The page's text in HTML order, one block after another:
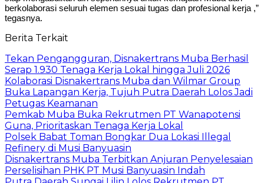
berkolaborasi seluruh elemen sesuai tugas dan profesional kerja ,”
tegasnya.
Berita Terkait
Tekan Pengangguran, Disnakertrans Muba Berhasil
Serap 1.930 Tenaga Kerja Lokal hingga Juli 2026
Kolaborasi Disnakertrans Muba dan Wilmar Group
Buka Lapangan Kerja, Tujuh Putra Daerah Lolos Jadi
Petugas Keamanan
Pemkab Muba Buka Rekrutmen PT Wanapotensi
Guna, Prioritaskan Tenaga Kerja Lokal
Polsek Babat Toman Bongkar Dua Lokasi Illegal
Refinery di Musi Banyuasin
Disnakertrans Muba Terbitkan Anjuran Penyelesaian
Perselisihan PHK PT Musi Banyuasin Indah